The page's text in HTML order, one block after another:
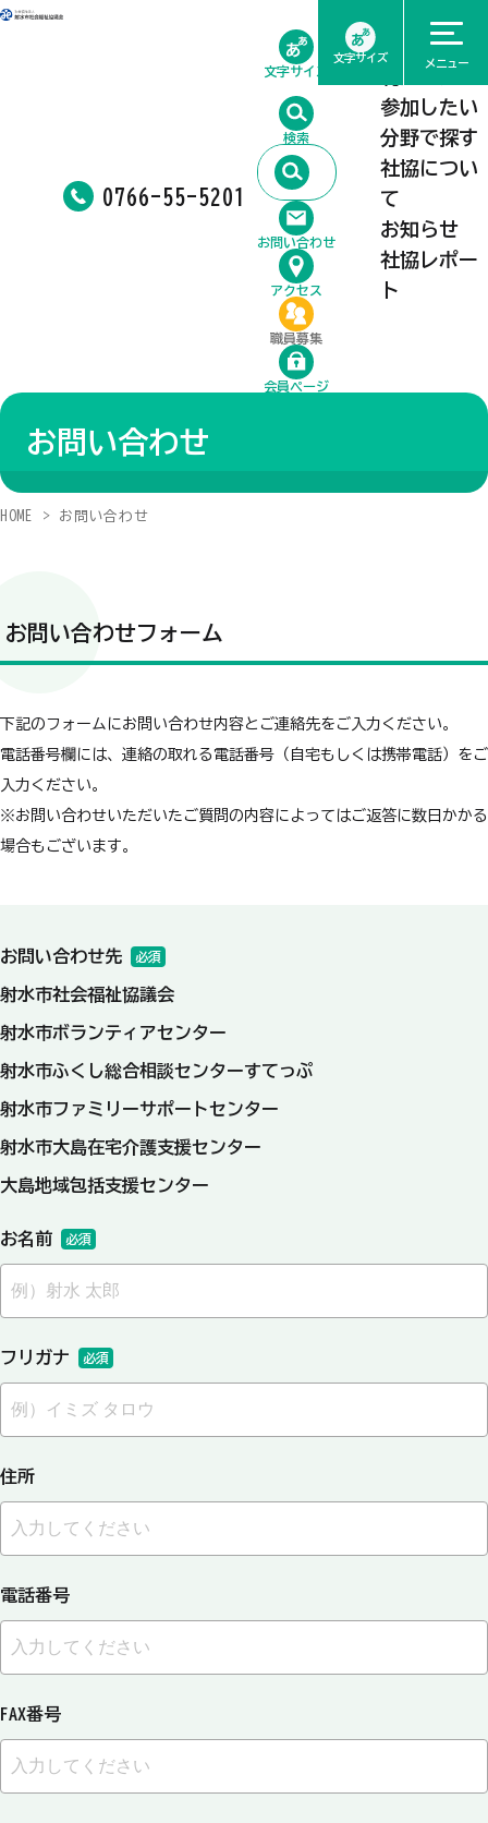
0766-55-5201
文字サイズ
検索
お問い合わせ
アクセス
職員募集
会員ページ
文字サイズ
メニュー
相談したい
参加したい
分野で探す
社協につい
て
お知らせ
社協レポー
ト
お問い合わせ
HOME お問い合わせ
お問い合わせフォーム
下記のフォームにお問い合わせ内容とご連絡先をご入力ください。
電話番号欄には、連絡の取れる電話番号（自宅もしくは携帯電話）をご
入力ください。
※お問い合わせいただいたご質問の内容によってはご返答に数日かかる
場合もございます。
お問い合わせ先 必須
射水市社会福祉協議会
射水市ボランティアセンター
射水市ふくし総合相談センターすてっぷ
射水市ファミリーサポートセンター
射水市大島在宅介護支援センター
大島地域包括支援センター
お名前 必須
フリガナ 必須
住所
電話番号
FAX番号